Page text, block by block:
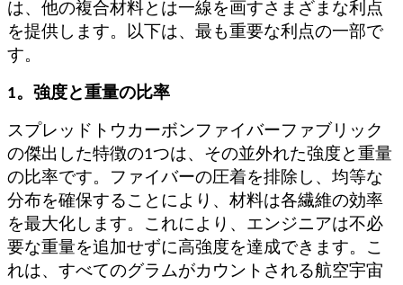
は、他の複合材料とは一線を画すさまざまな利点
を提供します。以下は、最も重要な利点の一部で
す。
1。強度と重量の比率
スプレッドトウカーボンファイバーファブリック
の傑出した特徴の1つは、その並外れた強度と重量
の比率です。ファイバーの圧着を排除し、均等な
分布を確保することにより、材料は各繊維の効率
を最大化します。これにより、エンジニアは不必
要な重量を追加せずに高強度を達成できます。こ
れは、すべてのグラムがカウントされる航空宇宙